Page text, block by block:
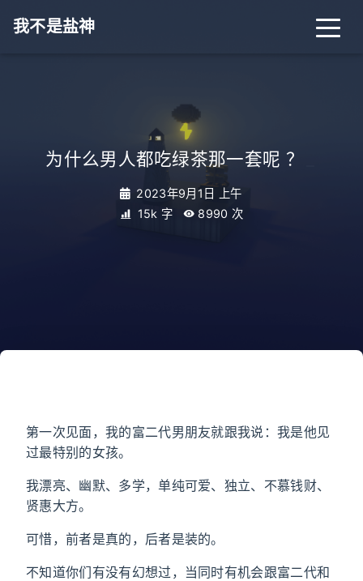
我不是盐神
为什么男人都吃绿茶那一套呢 ？
2023年9月1日 上午
15k 字
8990 次
第一次见面，我的富二代男朋友就跟我说：我是他见
过最特别的女孩。
我漂亮、幽默、多学，单纯可爱、独立、不慕钱财、
贤惠大方。
可惜，前者是真的，后者是装的。
不知道你们有没有幻想过，当同时有机会跟富二代和